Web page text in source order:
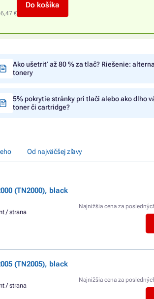
€
Do košíka
Ako ušetriť až 80 % za tlač? Riešenie:
tonery
5% pokrytie stránky pri tlači alebo ako dlho
toner či cartridge?
Od najväčšej zľavy
(TN2000), black
/ strana
Najnižšia cena za
(TN2005), black
/ strana
Najnižšia cena za